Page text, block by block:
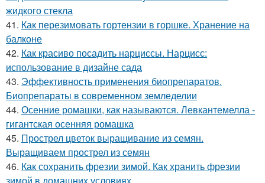
жидкого стекла
41. Как перезимовать гортензии в горшке. Хранение на
балконе
42. Как красиво посадить нарциссы. Нарцисс:
использование в дизайне сада
43. Эффективность применения биопрепаратов.
Биопрепараты в современном земледелии
44. Осенние ромашки, как называются. Левкантемелла -
гигантская осенняя ромашка
45. Прострел цветок выращивание из семян.
Выращиваем прострел из семян
46. Как сохранить фрезии зимой. Как хранить фрезии